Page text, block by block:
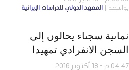
بواسطة المعهد الدولي للدراسات الإيرانية
ثمانية سجناء يحالون إلى
السجن الانفرادي تمهيدا
لإعدامهم.. وممثل المرشد
04:47 م - 18 أكتوبر 2016